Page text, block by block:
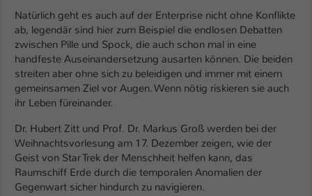
Natürlich geht es auch auf der Enterprise nicht ohne Konflikte
ab, legendär sind hier zum Beispiel die endlosen Debatten
zwischen Pille und Spock, die auch schon mal in eine
handfeste Auseinandersetzung ausarten können. Die beiden
streiten aber ohne sich zu beleidigen und immer mit einem
gemeinsamen Ziel vor Augen. Wenn nötig riskieren sie auch
ihr Leben füreinander.
Dr. Hubert Zitt und Prof. Dr. Markus Groß werden bei der
Weihnachtsvorlesung am 17. Dezember zeigen, wie der
Geist von Star Trek der Menschheit helfen kann, das
Raumschiff Erde durch die temporalen Anomalien der
Gegenwart sicher hindurch zu navigieren.
Laufzeit 1 Woche
Zweck
Dieses Cookie ist ein Standard-Session-
Cookie von TYPO3. Es speichert im Fall
eines Intranet-Logins die Session-ID. So
kann der eingeloggte Benutzer
Zugang zu geschützten Bereichen
gewährt.
Name be_typo_user